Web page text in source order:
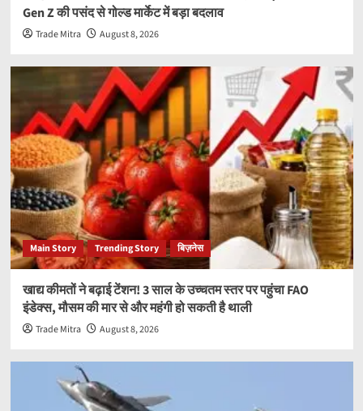
Gen Z की पसंद से गोल्ड मार्केट में बड़ा बदलाव
Trade Mitra August 8, 2026
Main Story Trending Story बिज़नेस
खाद्य कीमतों ने बढ़ाई टेंशन! 3 साल के उच्चतम स्तर पर पहुंचा FAO
इंडेक्स, मौसम की मार से और महंगी हो सकती है थाली
Trade Mitra August 8, 2026